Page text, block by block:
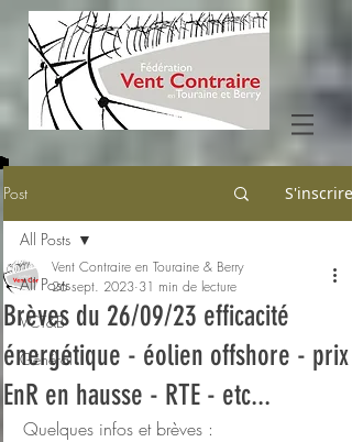
Post S'inscrire
All Posts
VCT&B
Général
All Posts
Brèves du 26/09/23 efficacité
énergétique - éolien offshore - prix
EnR en hausse - RTE - etc...
Vent Contraire en Touraine & Berry
26 sept. 2023 31 min de lecture
Quelques infos et brèves :